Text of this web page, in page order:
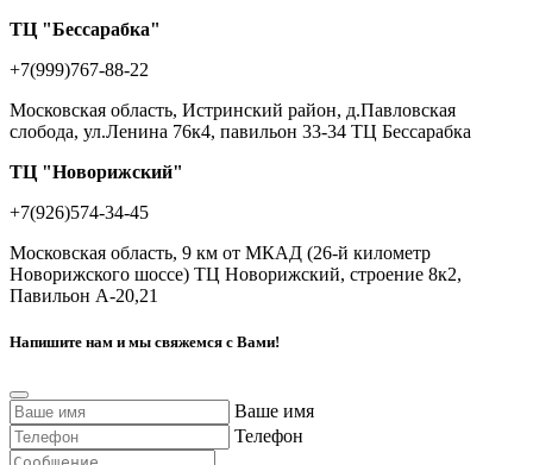
ТЦ "Бессарабка"
+7(999)767-88-22
Московская область, Истринский район, д.Павловская
слобода, ул.Ленина 76к4, павильон 33-34 ТЦ Бессарабка
ТЦ "Новорижский"
+7(926)574-34-45
Московская область, 9 км от МКАД (26-й километр
Новорижского шоссе) ТЦ Новорижский, строение 8к2,
Павильон А-20,21
Напишите нам и мы свяжемся с Вами!
Ваше имя
Телефон